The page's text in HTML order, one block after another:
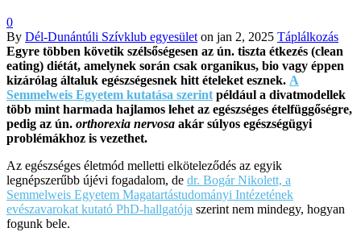
0
By Dél-Dunántúli Szívklub egyesület on jan 2, 2025 Táplálkozás
Egyre többen követik szélsőségesen az ún. tiszta étkezés (clean
eating) diétát, amelynek során csak organikus, bio vagy éppen
kizárólag általuk egészségesnek hitt ételeket esznek. A
Semmelweis Egyetem kutatása szerint például a divatmodellek
több mint harmada hajlamos lehet az egészséges ételfüggőségre,
pedig az ún. orthorexia nervosa akár súlyos egészségügyi
problémákhoz is vezethet.
Az egészséges életmód melletti elköteleződés az egyik
legnépszerűbb újévi fogadalom, de dr. Bogár Nikolett, a
Semmelweis Egyetem Magatartástudományi Intézetének
evészavarokat kutató PhD-hallgatója szerint nem mindegy, hogyan
fogunk bele.